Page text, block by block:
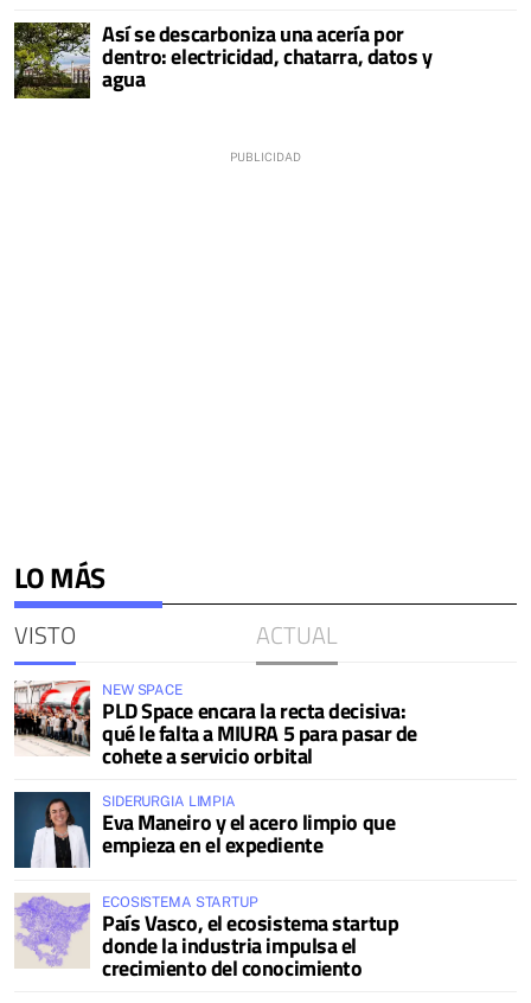
Así se descarboniza una acería por
dentro: electricidad, chatarra, datos y
agua
LO MÁS
VISTO ACTUAL
NEW SPACE
PLD Space encara la recta decisiva:
qué le falta a MIURA 5 para pasar de
cohete a servicio orbital
SIDERURGIA LIMPIA
Eva Maneiro y el acero limpio que
empieza en el expediente
ECOSISTEMA STARTUP
País Vasco, el ecosistema startup
donde la industria impulsa el
crecimiento del conocimiento